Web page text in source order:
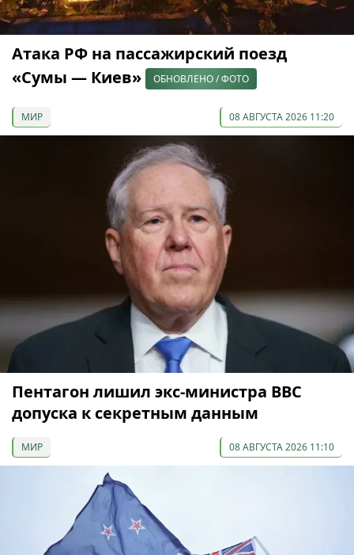
Атака РФ на пассажирский поезд
«Сумы — Киев»
ОБНОВЛЕНО / ФОТО
МИР 08 АВГУСТА 2026 11:20
Пентагон лишил экс-министра ВВС
допуска к секретным данным
МИР 08 АВГУСТА 2026 11:10